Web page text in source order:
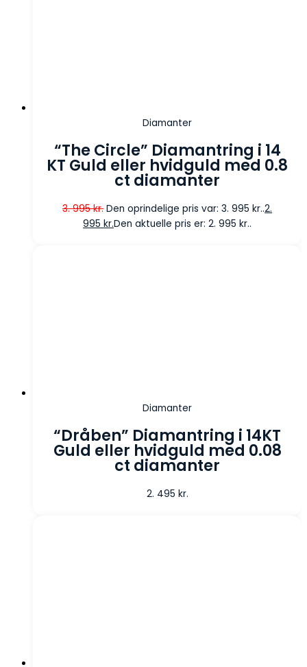
Diamanter
“The Circle” Diamantring i 14
KT Guld eller hvidguld med 0.8
ct diamanter
3. 995kr. Den oprindelige pris var: 3. 995 kr..2.
995 kr.Den aktuelle pris er: 2. 995 kr..
Diamanter
“Dråben” Diamantring i 14KT
Guld eller hvidguld med 0.08
ct diamanter
2. 495 kr.